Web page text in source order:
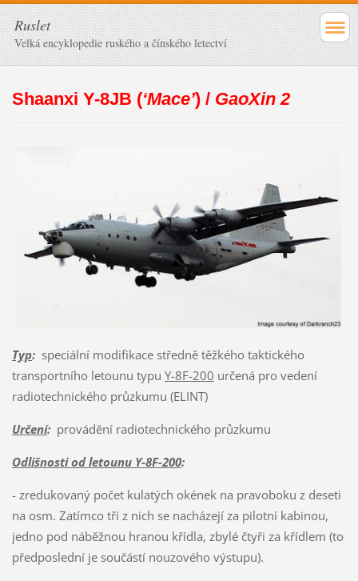
Ruslet
Velká encyklopedie ruského a čínského letectví
Shaanxi Y-8JB (‘Mace’) / GaoXin 2
Typ:speciální modifikace středně těžkého taktického
transportního letounu typu Y-8F-200 určená pro vedení
radiotechnického průzkumu (ELINT)
Určení:provádění radiotechnického průzkumu
Odlišnosti od letounu Y-8F-200:
- zredukovaný počet kulatých okének na pravoboku z deseti
na osm. Zatímco tři z nich se nacházejí za pilotní kabinou,
jedno pod náběžnou hranou křídla, zbylé čtyři za křídlem (to
předposlední je součástí nouzového výstupu).